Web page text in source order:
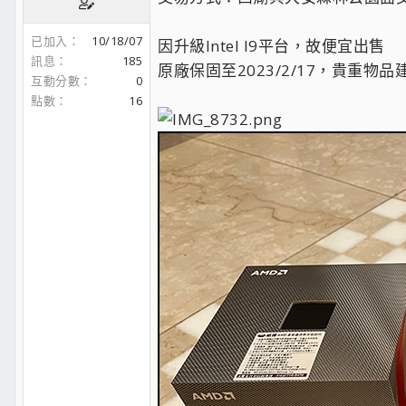
已加入
10/18/07
訊息
185
互動分數
0
點數
16
因升級Intel I9平台，故便宜出售
原廠保固至2023/2/17，貴重物品